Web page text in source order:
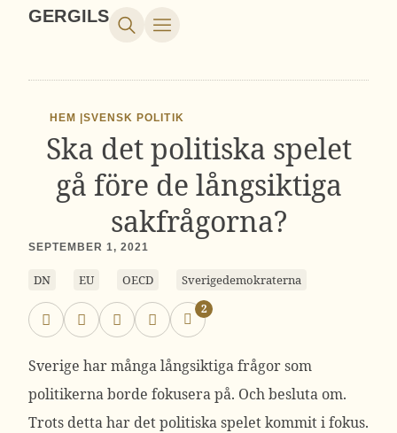
GERGILS
HEM |SVENSK POLITIK
Ska det politiska spelet
gå före de långsiktiga
sakfrågorna?
SEPTEMBER 1, 2021
DN EU OECD Sverigedemokraterna
2
Sverige har många långsiktiga frågor som
politikerna borde fokusera på. Och besluta om.
Trots detta har det politiska spelet kommit i fokus.